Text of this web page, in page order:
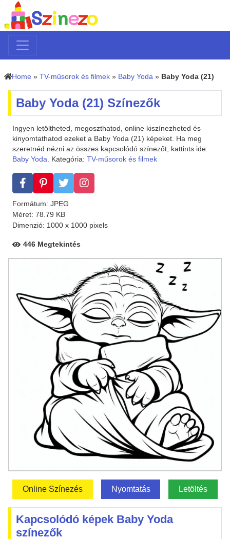
Home » TV-műsorok és filmek » Baby Yoda » Baby Yoda (21)
Baby Yoda (21) Színezők
Ingyen letöltheted, megoszthatod, online kiszínezheted és
kinyomtathatod ezeket a Baby Yoda (21) képeket. Ha meg
szeretnéd nézni az összes kapcsolódó színezőt, kattints ide:
Baby Yoda. Kategória: TV-műsorok és filmek
Formátum: JPEG
Méret: 78.79 KB
Dimenzió: 1000 x 1000 pixels
446 Megtekintés
Online Színezés Nyomtatás Letöltés
Kapcsolódó képek Baby Yoda
színezők